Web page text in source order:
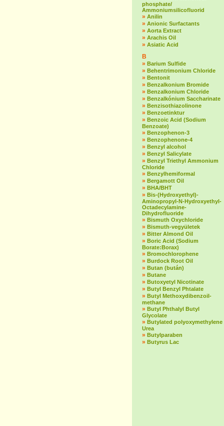
phosphate/
Ammoniumsilicofluorid
» Anilin
» Anionic Surfactants
» Aorta Extract
» Arachis Oil
» Asiatic Acid
B
» Barium Sulfide
» Behentrimonium Chloride
» Bentonit
» Benzalkonium Bromide
» Benzalkonium Chloride
» Benzalkónium Saccharinate
» Benzisothiazolinone
» Benzoetinktur
» Benzoic Acid (Sodium
Benzoate)
» Benzophenon-3
» Benzophenone-4
» Benzyl alcohol
» Benzyl Salicylate
» Benzyl Triethyl Ammonium
Chloride
» Benzylhemiformal
» Bergamott Oil
» BHA/BHT
» Bis-(Hydroxyethyl)-
Aminopropyl-N-Hydroxyethyl-
Octadecylamine-
Dihydrofluoride
» Bismuth Oxychloride
» Bismuth-vegyületek
» Bitter Almond Oil
» Boric Acid (Sodium
Borate:Borax)
» Bromochlorophene
» Burdock Root Oil
» Butan (bután)
» Butane
» Butoxyetyl Nicotinate
» Butyl Benzyl Phtalate
» Butyl Methoxydibenzoil-
methane
» Butyl Phthalyl Butyl
Glycolate
» Butylated polyoxymethylene
Urea
» Butylparaben
» Butyrus Lac